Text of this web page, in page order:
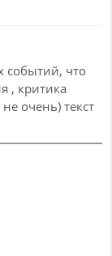
событий, что
, критика
очень) текст